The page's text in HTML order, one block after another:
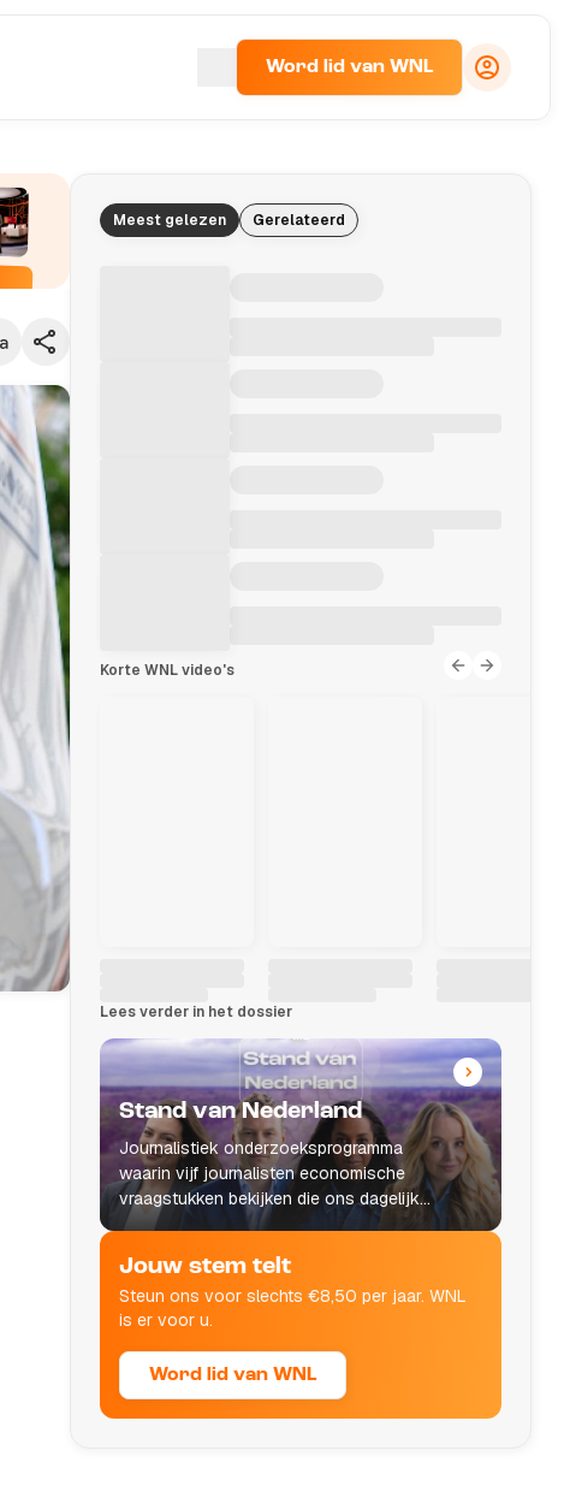
Word lid van WNL
Meest gelezen Gerelateerd
Korte WNL video's
Lees verder in het dossier
Stand van Nederland
Journalistiek onderzoeksprogramma
waarin vijf journalisten economische
vraagstukken bekijken die ons dagelijks
leven raken.
Jouw stem telt
Steun ons voor slechts €8,50 per jaar. WNL
is er voor u.
Word lid van WNL